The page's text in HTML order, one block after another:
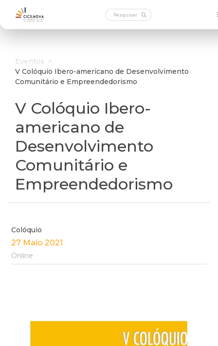
Eventos >
V Colóquio Ibero-americano de Desenvolvimento
Comunitário e Empreendedorismo
V Colóquio Ibero-
americano de
Desenvolvimento
Comunitário e
Empreendedorismo
Colóquio
27 Maio 2021
Online